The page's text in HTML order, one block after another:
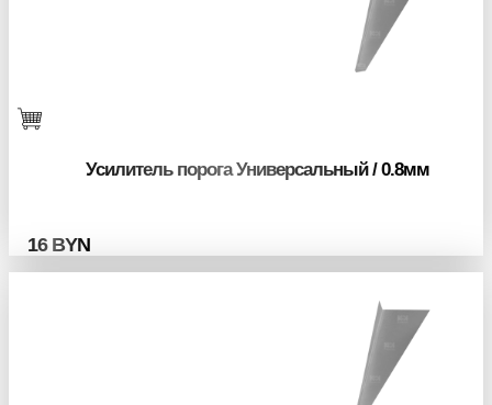
Усилитель порога Универсальный / 0.8мм
16 BYN